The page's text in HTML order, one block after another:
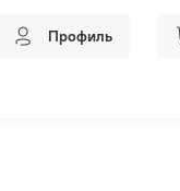
Профиль